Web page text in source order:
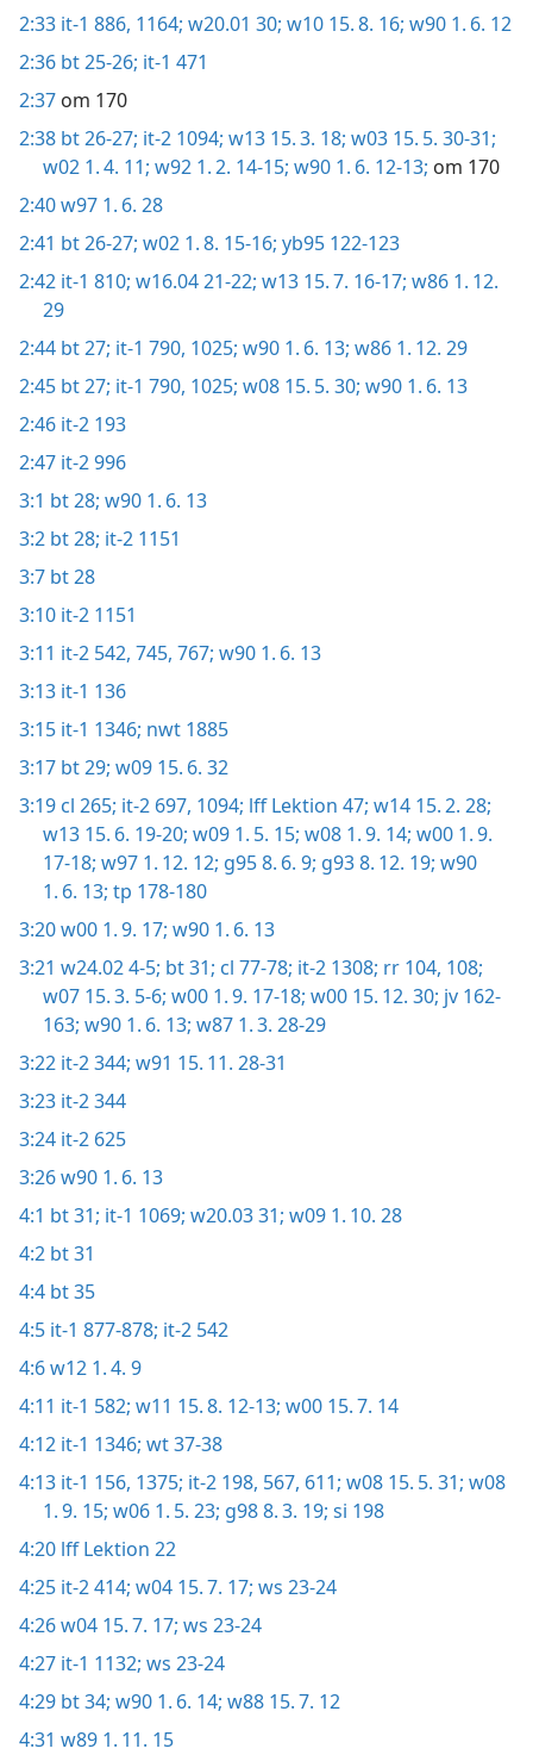
2:33 it-1 886, 1164; w20.01 30; w10 15. 8. 16; w90 1. 6. 12
2:36 bt 25-26; it-1 471
2:37 om 170
2:38 bt 26-27; it-2 1094; w13 15. 3. 18; w03 15. 5. 30-31;
w02 1. 4. 11; w92 1. 2. 14-15; w90 1. 6. 12-13; om 170
2:40w97 1. 6. 28
2:41 bt 26-27; w02 1. 8. 15-16; yb95 122-123
2:42 it-1 810; w16.04 21-22; w13 15. 7. 16-17; w86 1. 12.
29
2:44 bt 27; it-1 790, 1025; w90 1. 6. 13; w86 1. 12. 29
2:45 bt 27; it-1 790, 1025; w08 15. 5. 30; w90 1. 6. 13
2:46 it-2 193
2:47 it-2 996
3:1 bt 28; w90 1. 6. 13
3:2 bt 28; it-2 1151
3:7 bt 28
3:10 it-2 1151
3:11 it-2 542, 745, 767; w90 1. 6. 13
3:13 it-1 136
3:15 it-1 1346; nwt 1885
3:17 bt 29; w09 15. 6. 32
3:19 cl 265; it-2 697, 1094; lff Lektion 47; w14 15. 2. 28;
w13 15. 6. 19-20; w09 1. 5. 15; w08 1. 9. 14; w00 1. 9.
17-18; w97 1. 12. 12; g95 8. 6. 9; g93 8. 12. 19; w90
1. 6. 13; tp 178-180
3:20w00 1. 9. 17; w90 1. 6. 13
3:21 w24.02 4-5; bt 31; cl 77-78; it-2 1308; rr 104, 108;
w07 15. 3. 5-6; w00 1. 9. 17-18; w00 15. 12. 30; jv 162-
163; w90 1. 6. 13; w87 1. 3. 28-29
3:22 it-2 344; w91 15. 11. 28-31
3:23 it-2 344
3:24 it-2 625
3:26w90 1. 6. 13
4:1 bt 31; it-1 1069; w20.03 31; w09 1. 10. 28
4:2 bt 31
4:4 bt 35
4:5 it-1 877-878; it-2 542
4:6w12 1. 4. 9
4:11 it-1 582; w11 15. 8. 12-13; w00 15. 7. 14
4:12 it-1 1346; wt 37-38
4:13 it-1 156, 1375; it-2 198, 567, 611; w08 15. 5. 31; w08
1. 9. 15; w06 1. 5. 23; g98 8. 3. 19; si 198
4:20 lff Lektion 22
4:25 it-2 414; w04 15. 7. 17; ws 23-24
4:26w04 15. 7. 17; ws 23-24
4:27 it-1 1132; ws 23-24
4:29 bt 34; w90 1. 6. 14; w88 15. 7. 12
4:31 w89 1. 11. 15